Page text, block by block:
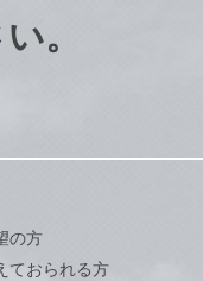
。
の方
ておられる方